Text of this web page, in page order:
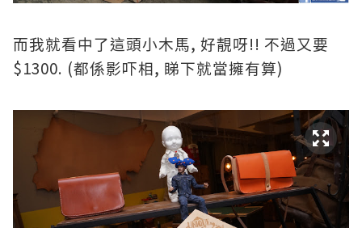
而我就看中了這頭小木馬, 好靚呀!! 不過又要
$1300. (都係影吓相 , 睇下就當擁有算)